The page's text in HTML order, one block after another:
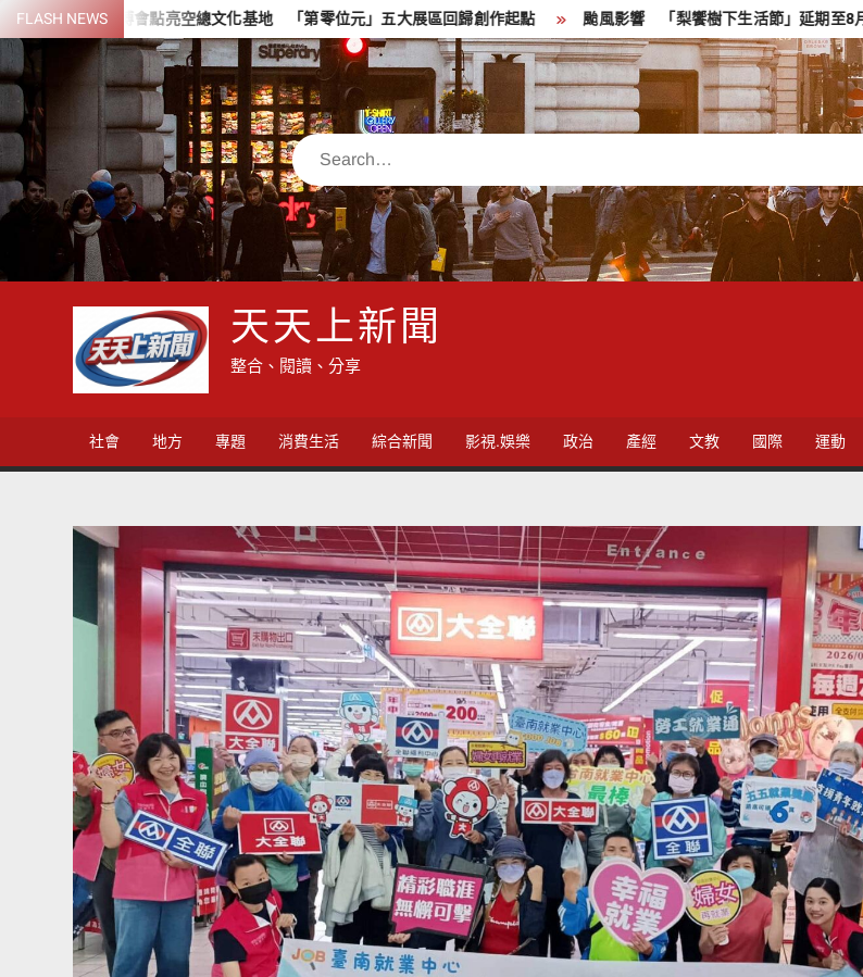
Skip
to
content
FLASH NEWS
會點亮空總文化基地 「第零位元」五大展區回歸創作起點 颱風影響 「梨饗樹下生活節」延期至8月22日至23日舉行
Search
天天上新聞
整合、閱讀、分享
社會 地方 專題 消費生活 綜合新聞 影視.娛樂 政治 產經 文教 國際 運動